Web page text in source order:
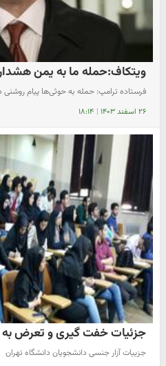
ویتکاف:حمله ما به یمن هشدار
فرستاده ترامپ: حمله به حوثی‌ها پیام روشنی
۲۶ اسفند ۱۴۰۳ | ۱۸:۱۴
جزئیات خفت گیری و تعرض به
جزییات آزار جنسی دانشجویان دانشگاه تهران